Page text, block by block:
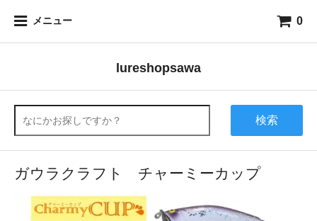
メニュー 0
lureshopsawa
検索
ガウラクラフト チャーミーカップ